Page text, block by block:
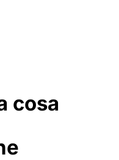
cosa